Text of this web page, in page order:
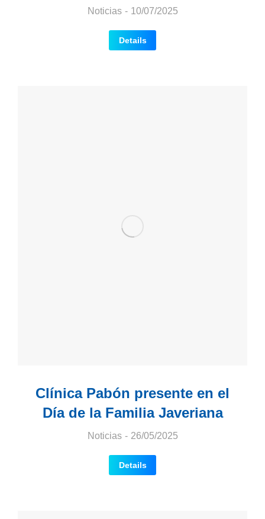
Noticias 10/07/2025
Details
Clínica Pabón presente en el
Día de la Familia Javeriana
Noticias 26/05/2025
Details